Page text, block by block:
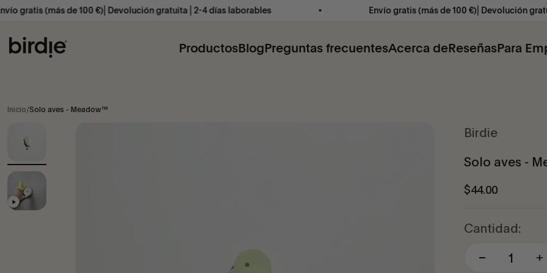
Ir al contenido
de 100 €)⎜Devolución gratuita ⎜2-4 días laborables Envío gratis (más de 100 €)⎜Devolución gratuita ⎜2-4
ProductosBlogPreguntas frecuentesAcerca deReseñasPara
Birdie Scandinavia ApS
Inicio/Solo aves - Meadow™
Birdie
Solo aves -
Precio de oferta
$44.00
Cantidad: